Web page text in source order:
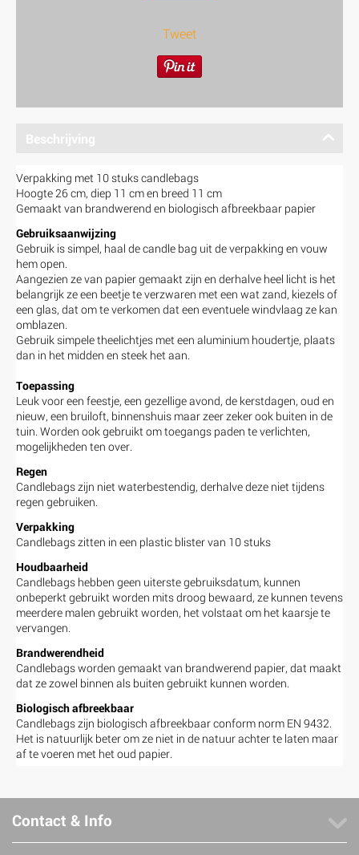
Tweet
Beschrijving
Verpakking met 10 stuks candlebags
Hoogte 26 cm, diep 11 cm en breed 11 cm
Gemaakt van brandwerend en biologisch afbreekbaar papier
Gebruiksaanwijzing
Gebruik is simpel, haal de candle bag uit de verpakking en vouw
hem open.
Aangezien ze van papier gemaakt zijn en derhalve heel licht is het
belangrijk ze een beetje te verzwaren met een wat zand, kiezels of
een glas, dat om te verkomen dat een eventuele windvlaag ze kan
omblazen.
Gebruik simpele theelichtjes met een aluminium houdertje, plaats
dan in het midden en steek het aan.
Toepassing
Leuk voor een feestje, een gezellige avond, de kerstdagen, oud en
nieuw, een bruiloft, binnenshuis maar zeer zeker ook buiten in de
tuin. Worden ook gebruikt om toegangs paden te verlichten,
mogelijkheden ten over.
Regen
Candlebags zijn niet waterbestendig, derhalve deze niet tijdens
regen gebruiken.
Verpakking
Candlebags zitten in een plastic blister van 10 stuks
Houdbaarheid
Candlebags hebben geen uiterste gebruiksdatum, kunnen
onbeperkt gebruikt worden mits droog bewaard, ze kunnen tevens
meerdere malen gebruikt worden, het volstaat om het kaarsje te
vervangen.
Brandwerendheid
Candlebags worden gemaakt van brandwerend papier, dat maakt
dat ze zowel binnen als buiten gebruikt kunnen worden.
Biologisch afbreekbaar
Candlebags zijn biologisch afbreekbaar conform norm EN 9432.
Het is natuurlijk beter om ze niet in de natuur achter te laten maar
af te voeren met het oud papier.
Contact & Info